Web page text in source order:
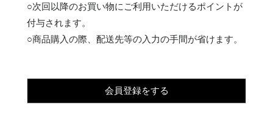
○次回以降のお買い物にご利用いただけるポイントが
付与されます。
○商品購入の際、配送先等の入力の手間が省けます。
会員登録をする